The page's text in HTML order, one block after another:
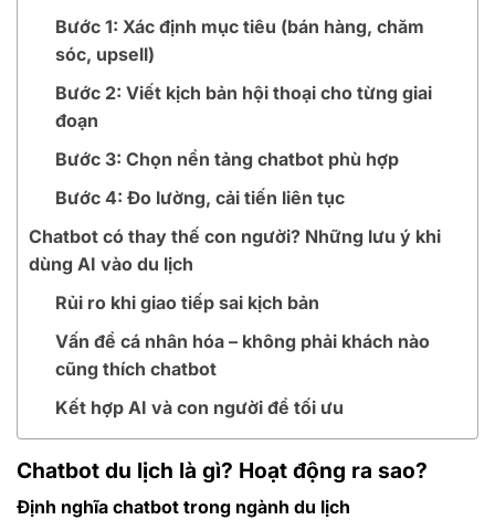
Bước 1: Xác định mục tiêu (bán hàng, chăm
sóc, upsell)
Bước 2: Viết kịch bản hội thoại cho từng giai
đoạn
Bước 3: Chọn nền tảng chatbot phù hợp
Bước 4: Đo lường, cải tiến liên tục
Chatbot có thay thế con người? Những lưu ý khi
dùng AI vào du lịch
Rủi ro khi giao tiếp sai kịch bản
Vấn đề cá nhân hóa – không phải khách nào
cũng thích chatbot
Kết hợp AI và con người để tối ưu
Chatbot du lịch là gì? Hoạt động ra sao?
Định nghĩa chatbot trong ngành du lịch